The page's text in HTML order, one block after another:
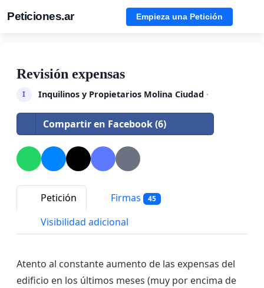
Peticiones.ar Empieza una Petición
Revisión expensas
I Inquilinos y Propietarios Molina Ciudad ·
Compartir en Facebook (6)
Petición Firmas 45
Visibilidad adicional
Atento al constante aumento de las expensas del
edificio en los últimos meses (muy por encima de